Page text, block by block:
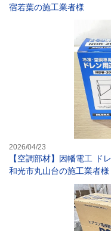
宿若葉の施工業者様
2026/04/23
【空調部材】因幡電工 ド
和光市丸山台の施工業者様